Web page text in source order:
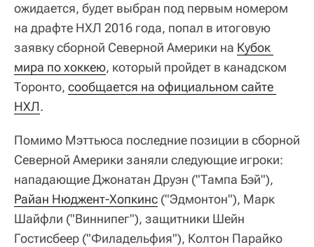
ожидается, будет выбран под первым номером
на драфте НХЛ 2016 года, попал в итоговую
заявку сборной Северной Америки на Кубок
мира по хоккею, который пройдет в канадском
Торонто, сообщается на официальном сайте
НХЛ.
Помимо Мэттьюса последние позиции в сборной
Северной Америки заняли следующие игроки:
нападающие Джонатан Друэн ("Тампа Бэй"),
Райан Нюджент-Хопкинс ("Эдмонтон"), Марк
Шайфли ("Виннипег"), защитники Шейн
Гостисбеер ("Филадельфия"), Колтон Парайко